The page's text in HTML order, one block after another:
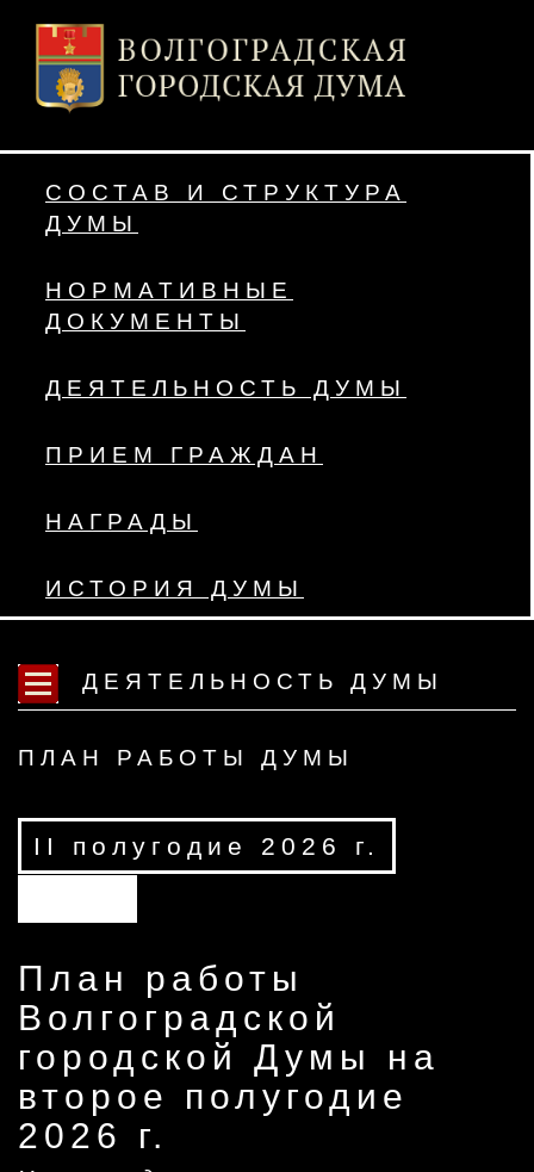
СОСТАВ И СТРУКТУРА
ДУМЫ
НОРМАТИВНЫЕ
ДОКУМЕНТЫ
ДЕЯТЕЛЬНОСТЬ ДУМЫ
ПРИЕМ ГРАЖДАН
НАГРАДЫ
ИСТОРИЯ ДУМЫ
ДЕЯТЕЛЬНОСТЬ ДУМЫ
ПЛАН РАБОТЫ ДУМЫ
II полугодие 2026 г.
План работы
Волгоградской
городской Думы на
второе полугодие
2026 г.